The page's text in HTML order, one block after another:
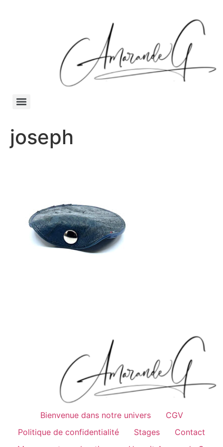
joseph
Bienvenue dans notre univers
CGV
Politique de confidentialité
Stages
Contact